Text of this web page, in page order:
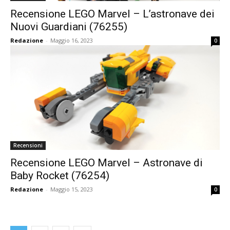
Recensione LEGO Marvel – L’astronave dei
Nuovi Guardiani (76255)
Redazione - Maggio 16, 2023 0
Recensioni
Recensione LEGO Marvel – Astronave di
Baby Rocket (76254)
Redazione - Maggio 15, 2023 0